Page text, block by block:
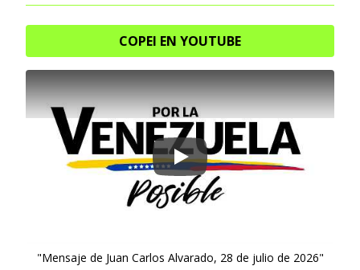
COPEI EN YOUTUBE
Play
"Mensaje de Juan Carlos Alvarado, 28 de julio de 2026"